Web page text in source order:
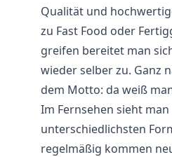
Qualität und
zu Fast Food oder
greifen bereitet man
wieder selber zu. Ganz
dem Motto: da weiß
Im Fernsehen sieht
unterschiedlichsten
regelmäßig kommen